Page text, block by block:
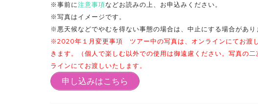
※事前に注意事項などお読みの上、お申込みください。
※写真はイメージです。
※悪天候などでやむを得ない事態の場合は、中止にする場合があり
※2020年１月変更事項 ツアー中の写真は、オンラインにてお渡
きます。（個人で楽しむ以外での使用は御遠慮ください。写真の
ラインにてお渡しいたします。
申し込みはこちら